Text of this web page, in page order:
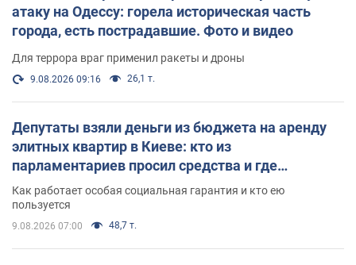
атаку на Одессу: горела историческая часть
города, есть пострадавшие. Фото и видео
Для террора враг применил ракеты и дроны
9.08.2026 09:16 26,1 т.
Депутаты взяли деньги из бюджета на аренду
элитных квартир в Киеве: кто из
парламентариев просил средства и где
поселился
Как работает особая социальная гарантия и кто ею
пользуется
9.08.2026 07:00 48,7 т.